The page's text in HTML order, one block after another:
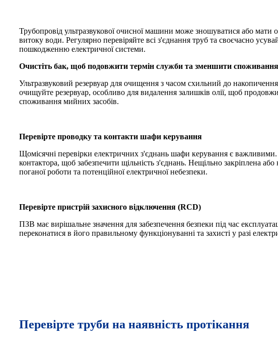
Трубопровід ультразвукової очисної машини може зношуватися або мати
витоку води. Регулярно перевіряйте всі з'єднання труб та своєчасно
пошкодженню електричної системи.
Очистіть бак, щоб подовжити термін служби та зменшити споживання
Ультразвуковий резервуар для очищення з часом схильний до
очищуйте резервуар, особливо для видалення залишків олії, щоб
споживання мийних засобів.
Перевірте проводку та контакти шафи керування
Щомісячні перевірки електричних з'єднань шафи керування є
контактора, щоб забезпечити щільність з'єднань. Нещільно закріплена
поганої роботи та потенційної електричної небезпеки.
Перевірте пристрій захисного відключення (RCD)
ПЗВ має вирішальне значення для забезпечення безпеки під час
переконатися в його правильному функціонуванні та захисті у разі
Перевірте труби на наявність протікання